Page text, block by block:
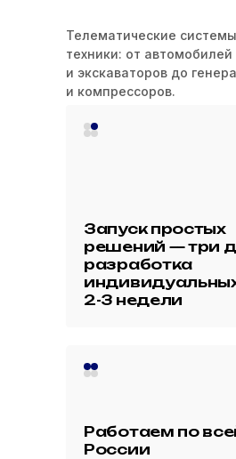
Телематические
техники: от автомобилей
и экскаваторов до
и компрессоров.
Работаем по
России
Запуск простых
решений — три
разработка
2-3 недели